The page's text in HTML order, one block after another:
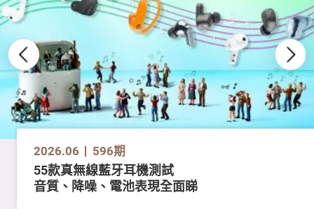
2026.06 596期
55款真無線藍牙耳機測試
音質、降噪、電池表現全面睇